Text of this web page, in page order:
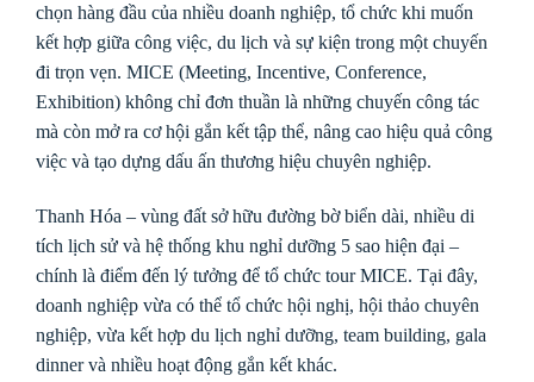
chọn hàng đầu của nhiều doanh nghiệp, tổ chức khi muốn
kết hợp giữa công việc, du lịch và sự kiện trong một chuyến
đi trọn vẹn. MICE (Meeting, Incentive, Conference,
Exhibition) không chỉ đơn thuần là những chuyến công tác
mà còn mở ra cơ hội gắn kết tập thể, nâng cao hiệu quả công
việc và tạo dựng dấu ấn thương hiệu chuyên nghiệp.
Thanh Hóa – vùng đất sở hữu đường bờ biển dài, nhiều di
tích lịch sử và hệ thống khu nghỉ dưỡng 5 sao hiện đại –
chính là điểm đến lý tưởng để tổ chức tour MICE. Tại đây,
doanh nghiệp vừa có thể tổ chức hội nghị, hội thảo chuyên
nghiệp, vừa kết hợp du lịch nghỉ dưỡng, team building, gala
dinner và nhiều hoạt động gắn kết khác.